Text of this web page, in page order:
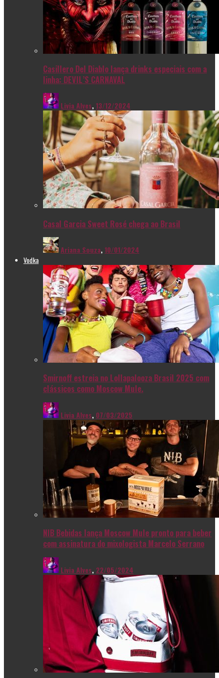
Casillero Del Diablo lança drinks especiais com a
linha: DEVIL’S CARNAVAL
Livia Alves,13/12/2024
Casal Garcia Sweet Rosé chega ao Brasil
Ariana Souza,10/01/2024
Vodka
Smirnoff estreia no Lollapalooza Brasil 2025 com
clássicos como Moscow Mule.
Livia Alves, 07/03/2025
NIB Bebidas lança Moscow Mule pronto para beber
com assinatura do mixologista Marcelo Serrano
Livia Alves, 22/05/2024